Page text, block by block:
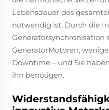
Lebensdauer des
notwendig ist. Durch die
Generatorsynchronisation
GeneratorMotoren,
Downtime – und Sie
ihn benötigen.